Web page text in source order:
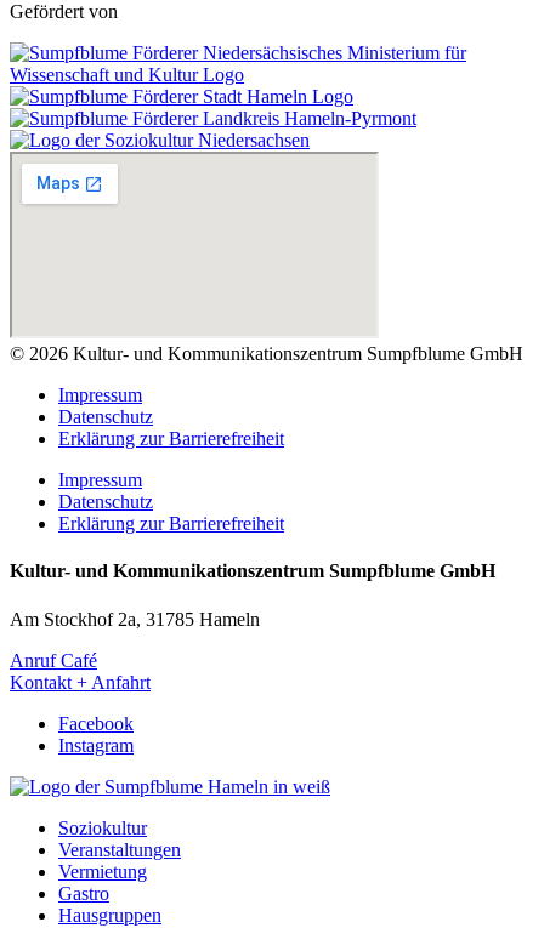
Gefördert von
© 2026 Kultur- und Kommunikationszentrum Sumpfblume GmbH
Impressum
Datenschutz
Erklärung zur Barrierefreiheit
Impressum
Datenschutz
Erklärung zur Barrierefreiheit
Kultur- und Kommunikationszentrum Sumpfblume GmbH
Am Stockhof 2a, 31785 Hameln
Anruf Café
Kontakt + Anfahrt
Facebook
Instagram
Soziokultur
Veranstaltungen
Vermietung
Gastro
Hausgruppen